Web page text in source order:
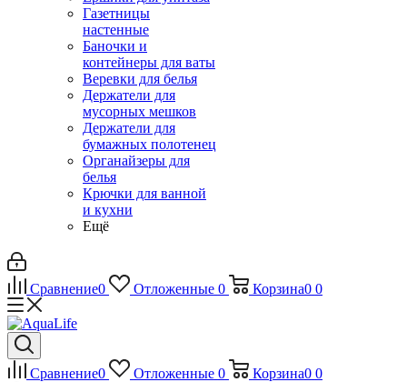
Газетницы
настенные
Баночки и
контейнеры для ваты
Веревки для белья
Держатели для
мусорных мешков
Держатели для
бумажных полотенец
Органайзеры для
белья
Крючки для ванной
и кухни
Ещё
Сравнение0 Отложенные 0 Корзина0 0
Сравнение0 Отложенные 0 Корзина0 0